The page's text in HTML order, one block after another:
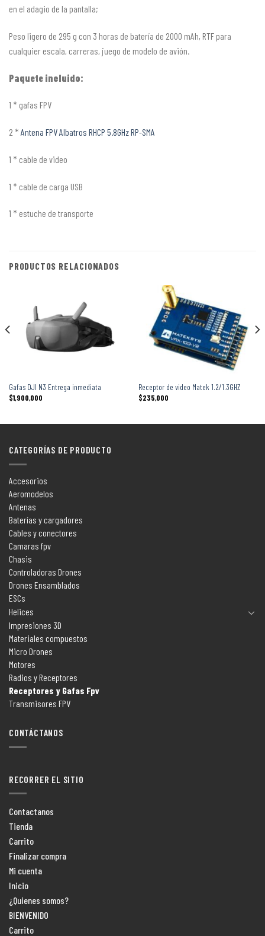
en el adagio de la pantalla;
Peso ligero de 295 g con 3 horas de batería de 2000 mAh, RTF para
cualquier escala, carreras, juego de modelo de avión.
Paquete incluido:
1 * gafas FPV
2 * Antena FPV Albatros RHCP 5.8GHz RP-SMA
1 * cable de video
1 * cable de carga USB
1 * estuche de transporte
PRODUCTOS RELACIONADOS
Gafas DJI N3 Entrega inmediata
$1,900,000
Receptor de video Matek 1.2/1.3GHZ
$235,000
CATEGORÍAS DE PRODUCTO
Accesorios
Aeromodelos
Antenas
Baterías y cargadores
Cables y conectores
Camaras fpv
Chasis
Controladoras Drones
Drones Ensamblados
ESCs
Helices
Impresiones 3D
Materiales compuestos
Micro Drones
Motores
Radios y Receptores
Receptores y Gafas Fpv
Transmisores FPV
CONTÁCTANOS
RECORRER EL SITIO
Contactanos
Tienda
Carrito
Finalizar compra
Mi cuenta
Inicio
¿Quienes somos?
BIENVENIDO
Carrito